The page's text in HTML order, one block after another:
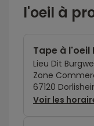
l'oeil à
Tape à l'oeil
Lieu Dit
Zone
67120
Voir les